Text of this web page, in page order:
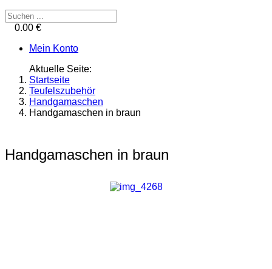
0.00 €
Mein Konto
Aktuelle Seite:
Startseite
Teufelszubehör
Handgamaschen
Handgamaschen in braun
Handgamaschen in braun